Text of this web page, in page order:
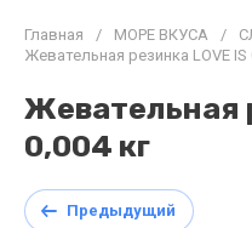
Главная / МОРЕ ВКУСА /
Жевательная резинка LOVE IS
Жевательная
0,004 кг
Предыдущий